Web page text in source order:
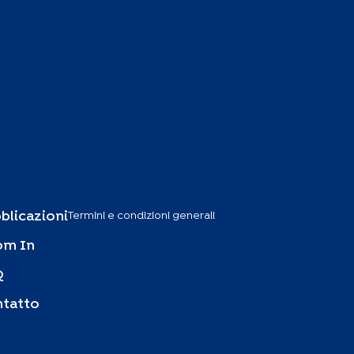
In
Termini e condizioni generali